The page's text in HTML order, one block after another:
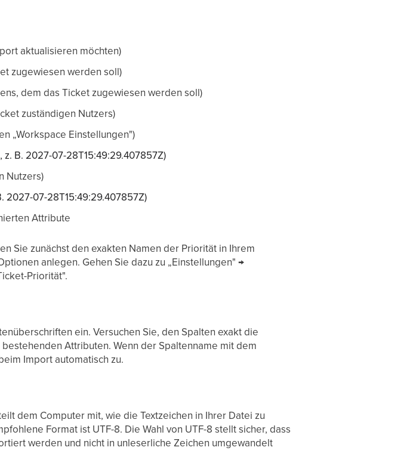
aktualisieren möchten)
zugewiesen werden soll)
dem das Ticket zugewiesen werden soll)
zuständigen Nutzers)
„Workspace Einstellungen")
B. 2027-07-28T15:49:29.407857Z)
Nutzers)
2027-07-28T15:49:29.407857Z)
Attribute
Sie zunächst den exakten Namen der Priorität in Ihrem
anlegen. Gehen Sie dazu zu „Einstellungen" →
Priorität".
ein. Versuchen Sie, den Spalten exakt die
Attributen. Wenn der Spaltenname mit dem
Import automatisch zu.
dem Computer mit, wie die Textzeichen in Ihrer Datei zu
Format ist UTF-8. Die Wahl von UTF-8 stellt sicher, dass
werden und nicht in unleserliche Zeichen umgewandelt